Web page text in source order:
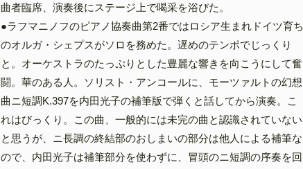
曲者臨席、演奏後にステージ上で喝采を浴びた。
●ラフマニノフのピアノ協奏曲第2番ではロシア生まれドイツ育ち
のオルガ・シェプスがソロを務めた。遅めのテンポでじっくり
と。オーケストラのたっぷりとした豊麗な響きを向こうにして奮
闘。華のある人。ソリスト・アンコールに、モーツァルトの幻想
曲ニ短調K.397を内田光子の補筆版で弾くと話してから演奏。こ
れはびっくり。この曲、一般的には未完の曲と認識されていない
と思うが、ニ長調の終結部のおしまいの部分は他人による補筆な
ので、内田光子は補筆部分を使わずに、冒頭のニ短調の序奏を回